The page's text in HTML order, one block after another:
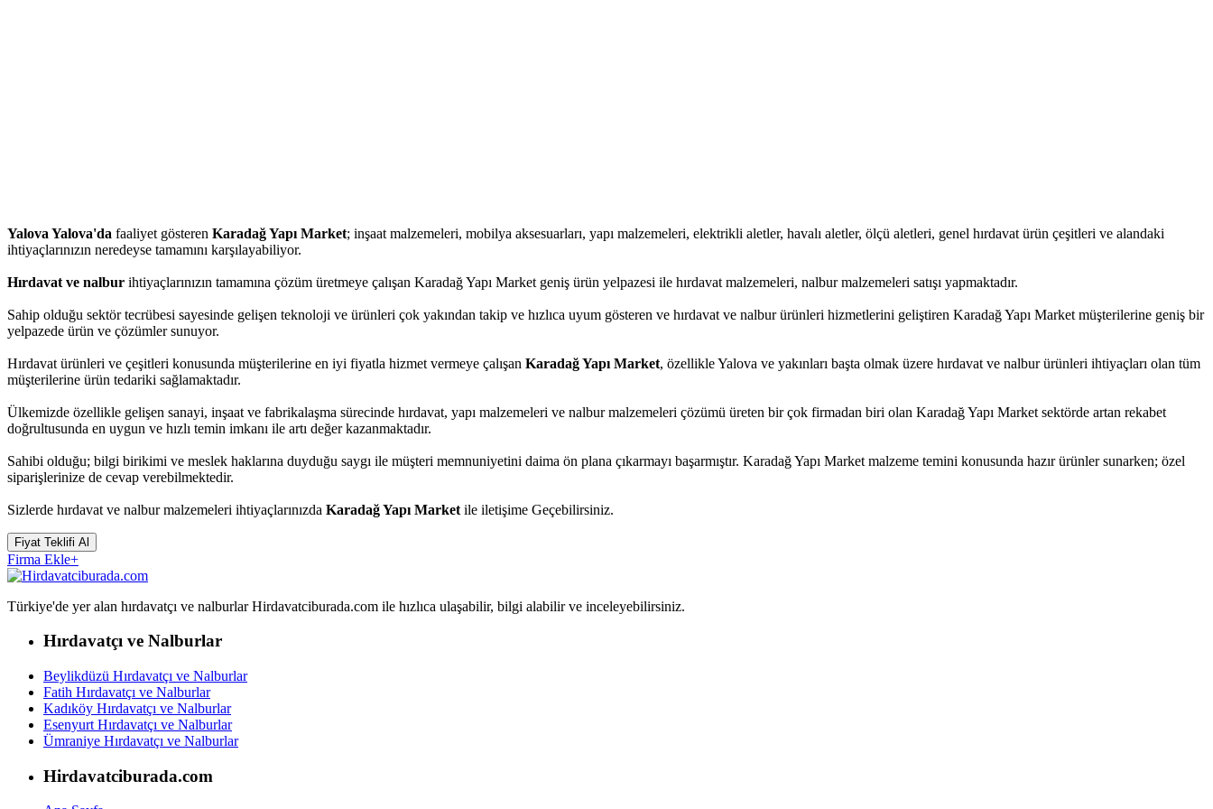
Yalova Yalova'da faaliyet gösteren Karadağ Yapı Market; inşaat malzemeleri, mobilya aksesuarları, yapı malzemeleri, elektrikli aletler, havalı aletler, ölçü aletleri, genel hırdavat ürün çeşitleri ve alandaki
ihtiyaçlarınızın neredeyse tamamını karşılayabiliyor.
Hırdavat ve nalbur ihtiyaçlarınızın tamamına çözüm üretmeye çalışan Karadağ Yapı Market geniş ürün yelpazesi ile hırdavat malzemeleri, nalbur malzemeleri satışı yapmaktadır.
Sahip olduğu sektör tecrübesi sayesinde gelişen teknoloji ve ürünleri çok yakından takip ve hızlıca uyum gösteren ve hırdavat ve nalbur ürünleri hizmetlerini geliştiren Karadağ Yapı Market müşterilerine geniş bir
yelpazede ürün ve çözümler sunuyor.
Hırdavat ürünleri ve çeşitleri konusunda müşterilerine en iyi fiyatla hizmet vermeye çalışan Karadağ Yapı Market, özellikle Yalova ve yakınları başta olmak üzere hırdavat ve nalbur ürünleri ihtiyaçları olan tüm
müşterilerine ürün tedariki sağlamaktadır.
Ülkemizde özellikle gelişen sanayi, inşaat ve fabrikalaşma sürecinde hırdavat, yapı malzemeleri ve nalbur malzemeleri çözümü üreten bir çok firmadan biri olan Karadağ Yapı Market sektörde artan rekabet
doğrultusunda en uygun ve hızlı temin imkanı ile artı değer kazanmaktadır.
Sahibi olduğu; bilgi birikimi ve meslek haklarına duyduğu saygı ile müşteri memnuniyetini daima ön plana çıkarmayı başarmıştır. Karadağ Yapı Market malzeme temini konusunda hazır ürünler sunarken; özel
siparişlerinize de cevap verebilmektedir.
Sizlerde hırdavat ve nalbur malzemeleri ihtiyaçlarınızda Karadağ Yapı Market ile iletişime Geçebilirsiniz.
Fiyat Teklifi Al
Firma Ekle+
Türkiye'de yer alan hırdavatçı ve nalburlar Hirdavatciburada.com ile hızlıca ulaşabilir, bilgi alabilir ve inceleyebilirsiniz.
Hırdavatçı ve Nalburlar
Beylikdüzü Hırdavatçı ve Nalburlar
Fatih Hırdavatçı ve Nalburlar
Kadıköy Hırdavatçı ve Nalburlar
Esenyurt Hırdavatçı ve Nalburlar
Ümraniye Hırdavatçı ve Nalburlar
Hirdavatciburada.com